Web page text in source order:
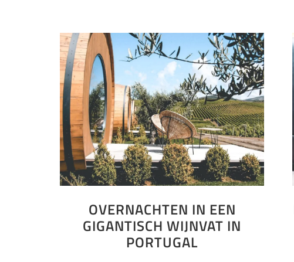
OVERNACHTEN IN EEN
GIGANTISCH WIJNVAT IN
PORTUGAL